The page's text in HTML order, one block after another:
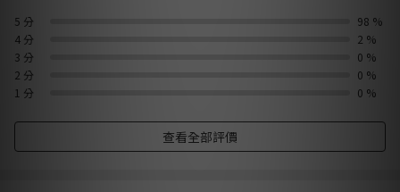
5 分
98 %
4 分
2 %
3 分
0 %
2 分
0 %
1 分
0 %
查看全部評價